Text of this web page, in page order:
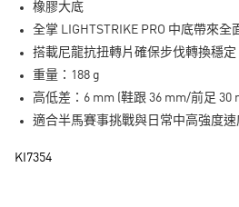
全家取貨付款
每筆NT$80，滿NT$1,500(含以上)免運費
付款後全家取貨
萊爾富取貨付款
橡膠大底
全掌 LIGHTSTRIKE PRO 中底帶來全
搭載尼龍抗扭轉片確保步伐轉換穩定
重量：188 g
高低差：6 mm (鞋跟 36 mm/前足 30
適合半馬賽事挑戰與日常中高強度速
KI7354